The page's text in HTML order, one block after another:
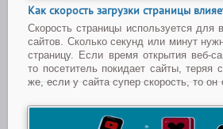
Как скорость загрузки страницы
Скорость страницы используется для
сайтов. Сколько секунд или минут
страницу. Если время открытия веб-
то посетитель покидает сайты, теряя
же, если у сайта супер скорость, то он
Читать дальше »